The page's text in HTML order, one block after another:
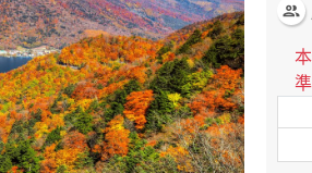
people
準